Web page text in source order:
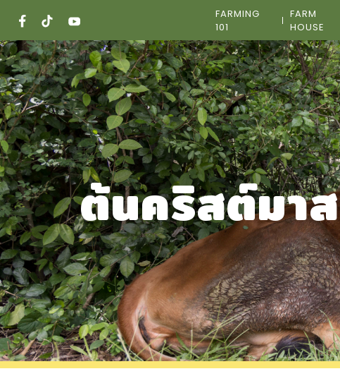
content
FARMING
101
FARM
HOUSE
ต้นคริสต์มาส